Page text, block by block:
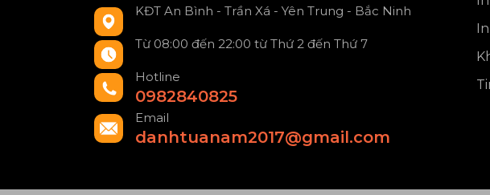
KĐT An Bình - Trần Xá - Yên Trung - Bắc Ninh
Từ 08:00 đến 22:00 từ Thứ 2 đến Thứ 7
Hotline
0982840825
Email
danhtuanam2017@gmail.com